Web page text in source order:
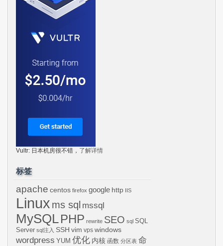
Vultr: 日本机房很不错， 了解详情
标签
apache centos firefox google http IIS
Linux ms sql mssql
MySQLPHP rewrite SEO sql SQL
Server sql注入 SSH vim vps windows
wordpress YUM 优化 内核 函数 分区表 命